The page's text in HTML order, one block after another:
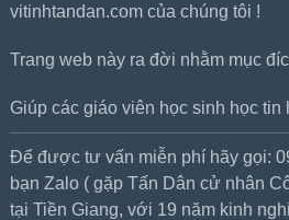
vitinhtandan.com của chúng tôi !
Trang web này ra đời nhằm mục
Giúp các giáo viên học sinh học tin
Để được tư vấn miễn phí hãy gọi:
bạn Zalo ( gặp Tấn Dân cử nhân
tại Tiền Giang, với 19 năm kinh